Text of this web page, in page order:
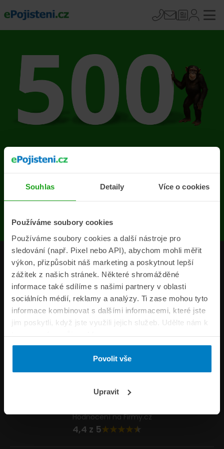
Souhlas Detaily Více o cookies
Používáme soubory cookies
Používáme soubory cookies a další nástroje pro
sledování (např. Pixel nebo API), abychom mohli měřit
výkon, přizpůsobit náš marketing a poskytnout lepší
zážitek z našich stránek. Některé shromážděné
informace také sdílíme s našimi partnery v oblasti
sociálních médií, reklamy a analýzy. Ti zase mohou tyto
informace kombinovat s dalšími informacemi, které jste
jim poskytli, když jste využili jejich služeb. Udělte nám k
tomu prosím svůj souhlas.
Povolit vše
Upravit
Na stránce se vyskytla
chyba
Produkty
Pojišťovny
Informace
ePojisteni.cz
Formuláře
Napište nám
Hodnocení na Firmy.cz
4,4 z 5